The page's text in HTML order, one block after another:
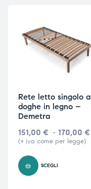
Rete letto singolo a
doghe in legno –
Demetra
151,00 € - 170,00 €
(+ iva come per legge)
SCEGLI